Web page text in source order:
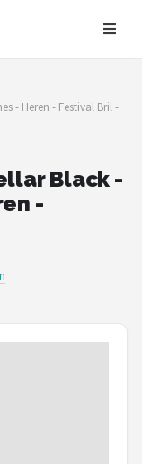
- Heren - Festival Bril -
Black -
-